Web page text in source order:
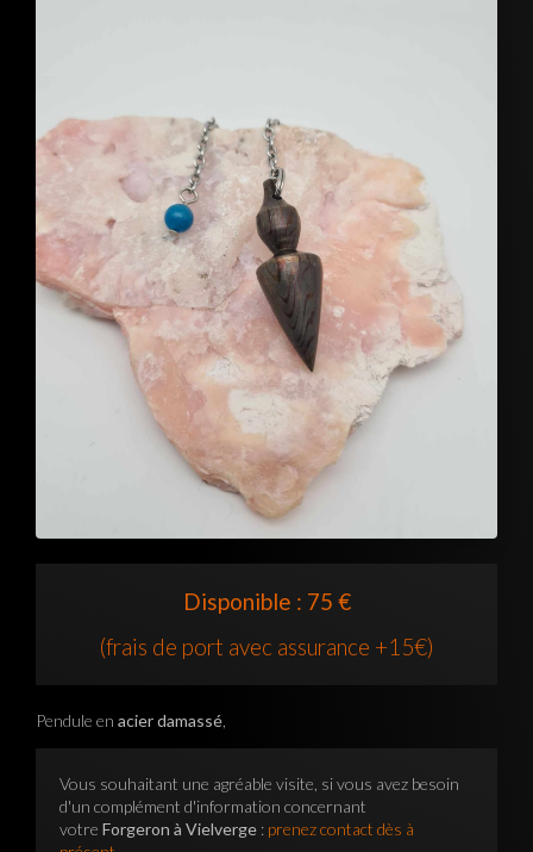
Disponible : 75 €
(frais de port avec assurance +15€)
Pendule en acier damassé
Vous souhaitant une agréable visite, si vous avez besoin
d'un complément d'information concernant
votre Forgeron à Vielverge : prenez contact dès à